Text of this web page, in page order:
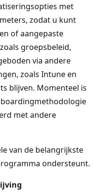
met
zodat u kunt
of aangepaste
groepsbeleid,
via andere
zoals Intune en
blijven. Momenteel is
met andere
van de belangrijkste
ondersteunt.